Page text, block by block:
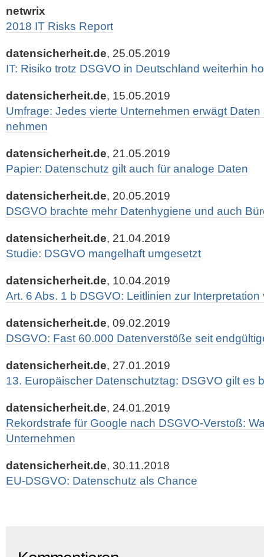
netwrix
2018 IT Risks Report
datensicherheit.de, 25.05.2019
IT: Risiko trotz DSGVO in Deutschland weiterhin
datensicherheit.de, 15.05.2019
Umfrage: Jedes vierte Unternehmen erwägt
nehmen
datensicherheit.de, 21.05.2019
Papier: Datenschutz gilt auch für analoge Daten
datensicherheit.de, 20.05.2019
DSGVO brachte mehr Datenhygiene und auch
datensicherheit.de, 21.04.2019
Studie: DSGVO mangelhaft umgesetzt
datensicherheit.de, 10.04.2019
Art. 6 Abs. 1 b DSGVO: Leitlinien zur
datensicherheit.de, 09.02.2019
DSGVO: Fast 60.000 Datenverstöße seit
datensicherheit.de, 27.01.2019
13. Europäischer Datenschutztag: DSGVO gilt es
datensicherheit.de, 24.01.2019
Rekordstrafe für Google nach DSGVO-Verstoß:
Unternehmen
datensicherheit.de, 30.11.2018
EU-DSGVO: Datenschutz als Chance